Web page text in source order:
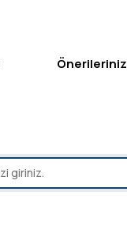
Önerileriniz